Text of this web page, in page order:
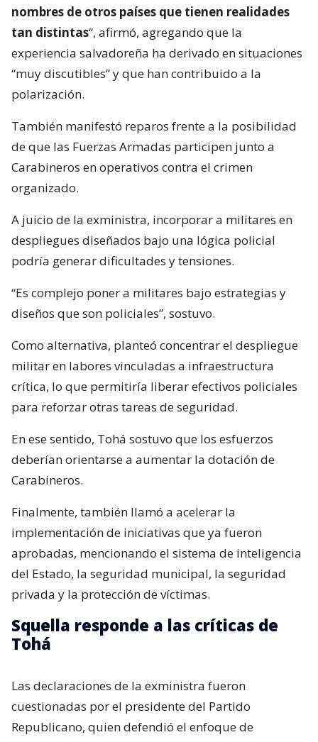
nombres de otros países que tienen realidades
tan distintas“, afirmó, agregando que la
experiencia salvadoreña ha derivado en situaciones
“muy discutibles” y que han contribuido a la
polarización.
También manifestó reparos frente a la posibilidad
de que las Fuerzas Armadas participen junto a
Carabineros en operativos contra el crimen
organizado.
A juicio de la exministra, incorporar a militares en
despliegues diseñados bajo una lógica policial
podría generar dificultades y tensiones.
“Es complejo poner a militares bajo estrategias y
diseños que son policiales”, sostuvo.
Como alternativa, planteó concentrar el despliegue
militar en labores vinculadas a infraestructura
crítica, lo que permitiría liberar efectivos policiales
para reforzar otras tareas de seguridad.
En ese sentido, Tohá sostuvo que los esfuerzos
deberían orientarse a aumentar la dotación de
Carabineros.
Finalmente, también llamó a acelerar la
implementación de iniciativas que ya fueron
aprobadas, mencionando el sistema de inteligencia
del Estado, la seguridad municipal, la seguridad
privada y la protección de víctimas.
Squella responde a las críticas de
Tohá
Las declaraciones de la exministra fueron
cuestionadas por el presidente del Partido
Republicano, quien defendió el enfoque de